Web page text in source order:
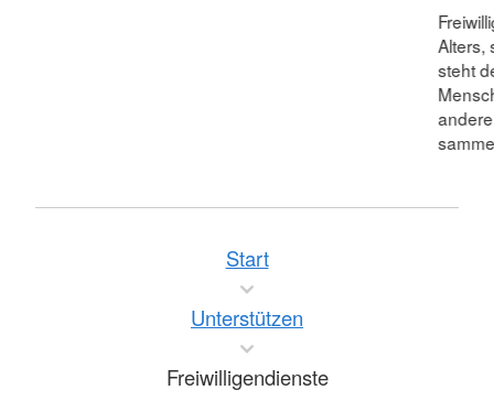
Alters,
steht
Start
Unterstützen
Freiwilligendienste